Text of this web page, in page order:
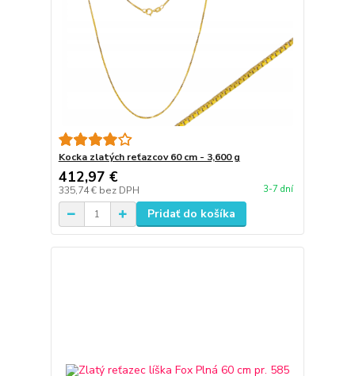
Kocka zlatých reťazcov 60 cm - 3,600 g
412,97 €
335,74 € bez DPH 3-7 dní
Pridať do košíka